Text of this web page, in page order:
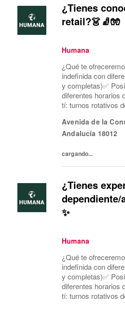
¿Tienes
retail?👗🧦🧤
Humana
¿Qué te
indefinida con
y completas)✅
diferentes horarios
tí: turnos rotativos
laboral en cinco
mí...
Avenida de la
Andalucía 18012
cargando...
¿Tienes
dependiente/
✨
Humana
¿Qué te
indefinida con
y completas)✅
diferentes horarios
tí: turnos rotativos